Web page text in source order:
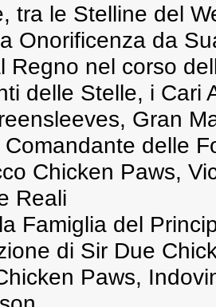
tra le Stelline del
Onorificenza da
Regno nel corso
delle Stelle, i Cari
Gran
delle
Chicken Paws,
Reali
Famiglia del
di Sir Due
Paws,